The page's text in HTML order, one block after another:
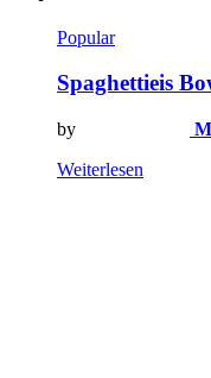
Popular
Spaghettieis
by
Weiterlesen